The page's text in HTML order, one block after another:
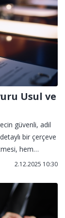
Usul ve
güvenli, adil
bir çerçeve
hem
ulaşmasını hem
2.12.2025 10:30